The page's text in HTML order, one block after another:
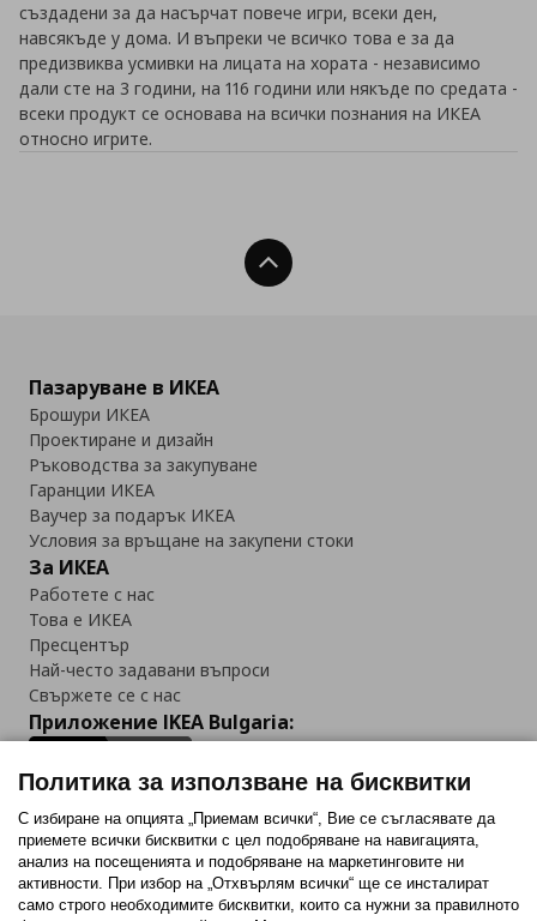
създадени за да насърчат повече игри, всеки ден,
навсякъде у дома. И въпреки че всичко това е за да
предизвиква усмивки на лицата на хората - независимо
дали сте на 3 години, на 116 години или някъде по средата -
всеки продукт се основава на всички познания на ИКЕА
относно игрите.
Нагоре
Пазаруване в ИКЕА
Брошури ИКЕА
Проектиране и дизайн
Ръководства за закупуване
Гаранции ИКЕА
Ваучер за подарък ИКЕА
Условия за връщане на закупени стоки
За ИКЕА
Работете с нас
Това е ИКЕА
Пресцентър
Най-често задавани въпроси
Свържете се с нас
Приложение IKEA Bulgaria:
Последвайте ни:
FacebookTwitterYoutubePinterestInstagram
Политика за използване на бисквитки
С избиране на опцията „Приемам всички“, Вие се съгласявате да
приемете всички бисквитки с цел подобряване на навигацията,
анализ на посещенията и подобряване на маркетинговите ни
активности. При избор на „Отхвърлям всички“ ще се инсталират
само строго необходимитe бисквитки, които са нужни за правилното